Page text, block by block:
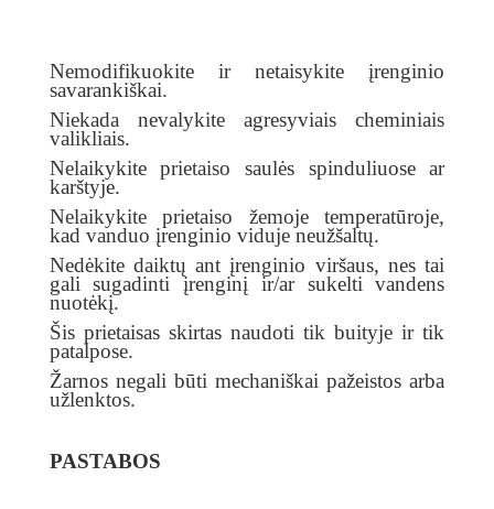
Nemodifikuokite ir netaisykite įrenginio
savarankiškai.
Niekada nevalykite agresyviais cheminiais
valikliais.
Nelaikykite prietaiso saulės spinduliuose ar
karštyje.
Nelaikykite prietaiso žemoje temperatūroje,
kad vanduo įrenginio viduje neužšaltų.
Nedėkite daiktų ant įrenginio viršaus, nes tai
gali sugadinti įrenginį ir/ar sukelti vandens
nuotėkį.
Šis prietaisas skirtas naudoti tik buityje ir tik
patalpose.
Žarnos negali būti mechaniškai pažeistos arba
užlenktos.
PASTABOS